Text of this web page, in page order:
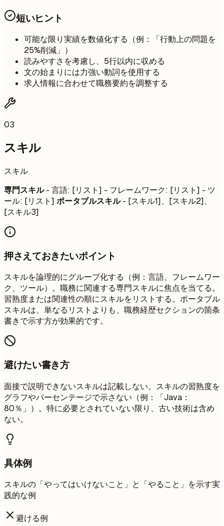
短いヒント
可能な限り実績を数値化する（例：「行動上の問題を
25%削減」）
読みやすさを考慮し、5行以内に収める
文の始まりには力強い動詞を使用する
求人情報に合わせて職務要約を調整する
03
スキル
スキル
専門スキル- 言語: [リスト] - フレームワーク: [リスト] - ツ
ール: [リスト] ポータブルスキル- [スキル1]、[スキル2]、
[スキル3]
押さえておきたいポイント
スキルを論理的にグループ化する（例：言語、フレームワー
ク、ツール）。職務に関連する専門スキルに焦点を当てる。
習熟度または関連性の順にスキルをリストする。ポータブル
スキルは、単なるリストよりも、職務経歴セクションの箇条
書きで示す方が効果的です。
避けたい書き方
面接で説明できないスキルは記載しない。スキルの習熟度を
グラフやパーセンテージで示さない（例：「Java：
80％」）。特に必要とされていない限り、古い技術は含め
ない。
具体例
スキルの「やってはいけないこと」と「やること」を示す実
践的な例
避ける例